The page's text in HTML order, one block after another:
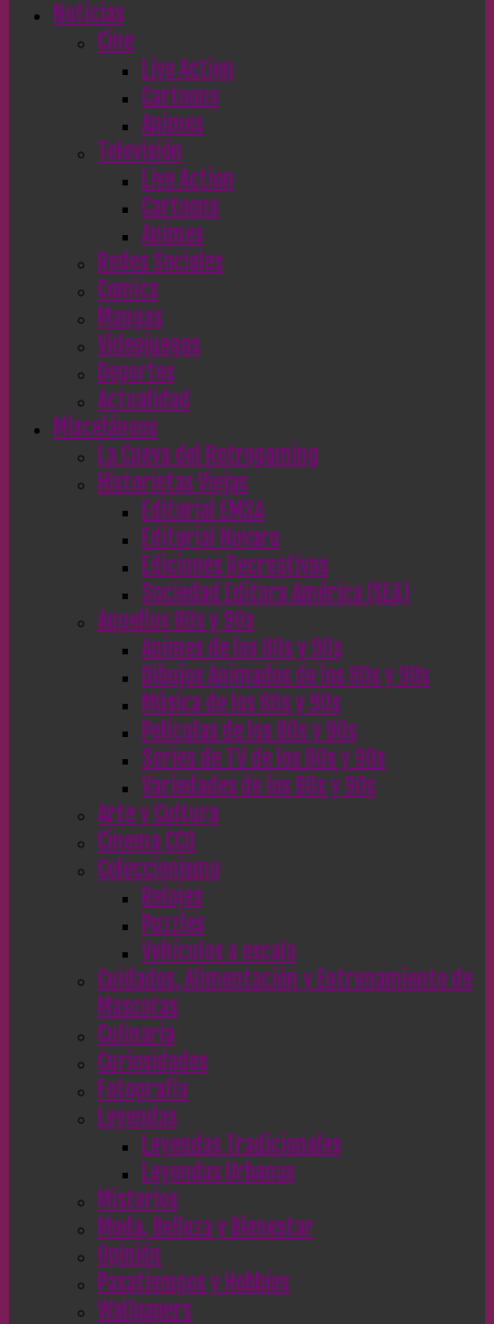
Noticias
Cine
Live Action
Cartoons
Animes
Televisión
Live Action
Cartoons
Animes
Redes Sociales
Comics
Mangas
Videojuegos
Deportes
Actualidad
Misceláneos
La Cueva del Retrogaming
Historietas Viejas
Editorial EMSA
Editorial Novaro
Ediciones Recreativas
Sociedad Editora América (SEA)
Aquellos 80s y 90s
Animes de los 80s y 90s
Dibujos Animados de los 80s y 90s
Música de los 80s y 90s
Películas de los 80s y 90s
Series de TV de los 80s y 90s
Variedades de los 80s y 90s
Arte y Cultura
Cinema CC0
Coleccionismo
Relojes
Puzzles
Vehículos a escala
Cuidados, Alimentación y Entrenamiento de
Mascotas
Culinaria
Curiosidades
Fotografía
Leyendas
Leyendas Tradicionales
Leyendas Urbanas
Misterios
Moda, Belleza y Bienestar
Opinión
Pasatiempos y Hobbies
Wallpapers